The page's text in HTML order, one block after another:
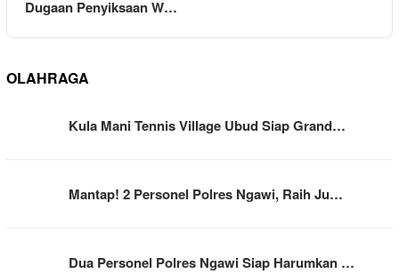
Dugaan Penyiksaan W…
OLAHRAGA
Kula Mani Tennis Village Ubud Siap Grand…
Mantap! 2 Personel Polres Ngawi, Raih Ju…
Dua Personel Polres Ngawi Siap Harumkan …